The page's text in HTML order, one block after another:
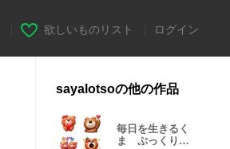
欲しいものリスト ログイン
sayalotsoの他の作品
毎日を生きるく
ま ぷっくりつ